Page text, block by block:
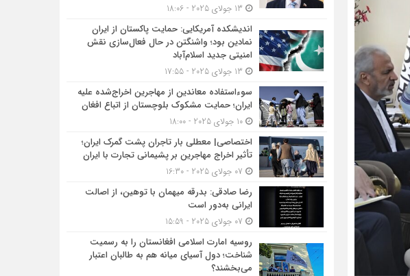
اندیشکده آمریکایی: حمایت پاکستان از ایران
نمادین بود؛ واشنگتن در حال فعال‌سازی نقش
امنیتی جدید اسلام‌آباد
سوءاستفاده معاندین از مهاجرین اخراج‌شده علیه
ایران؛ حمایت مشکوک بلوچستان از اتباع افغان
10 جولای 2025 - 18:00
اختصاصی| معطلی بار تاجران پشت گمرک ایران؛
تأثیر اخراج مهاجرین بر پشیمانی تجارت با ایران
رضا صادقی: بدرقه میهمان با توهین، از اصالت
ایرانی به‌دور است
روسیه امارت اسلامی افغانستان را به رسمیت
شناخت؛ دول آسیای میانه هم به طالبان اعتبار
می‎‌بخشند؟